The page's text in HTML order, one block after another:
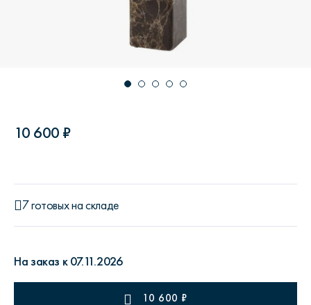
10 600 ₽
7 готовых на складе
На заказ к 07.11.2026
10 600 ₽